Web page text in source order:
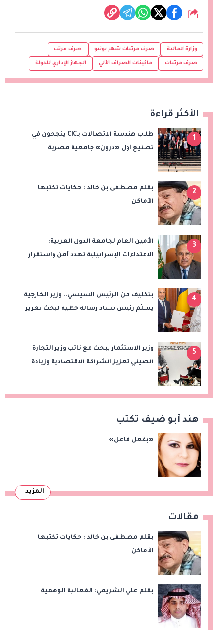
شارك
وزارة المالية صرف مرتبات شهر يونيو صرف مرتب
صرف مرتبات ماكينات الصراف الآلي الجهاز الإداري للدولة
الأكثر قراءة
1
طلاب هندسة الاتصالات بـCIC ينجحون في
تصنيع أول «درون» جامعية مصرية
2
بقلم مصطفى بن خالد : حكايات تكتبها
الأماكن
3
الأمين العام لجامعة الدول العربية:
الاعتداءات الإسرائيلية تهدد أمن واستقرار
4
بتكليف من الرئيس السيسي.. وزير الخارجية
يسلّم رئيس تشاد رسالة خطية لبحث تعزيز
5
وزير الاستثمار يبحث مع نائب وزير التجارة
الصيني تعزيز الشراكة الاقتصادية وزيادة
هند أبو ضيف تكتب
«بفعل فاعل»
المزيد
مقالات
بقلم مصطفى بن خالد : حكايات تكتبها
الأماكن
بقلم علي الشريمي: الفعالية الوهمية